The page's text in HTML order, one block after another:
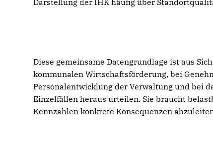
Darstellung der IHK häufig über
Diese gemeinsame Datengrundlage ist aus
kommunalen Wirtschaftsförderung, bei
Personalentwicklung der Verwaltung und bei
Einzelfällen heraus urteilen. Sie braucht
Kennzahlen konkrete Konsequenzen